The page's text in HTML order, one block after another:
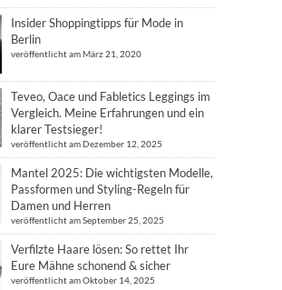
Insider Shoppingtipps für Mode in
Berlin
veröffentlicht am März 21, 2020
Teveo, Oace und Fabletics Leggings im
Vergleich. Meine Erfahrungen und ein
klarer Testsieger!
veröffentlicht am Dezember 12, 2025
Mantel 2025: Die wichtigsten Modelle,
Passformen und Styling-Regeln für
Damen und Herren
veröffentlicht am September 25, 2025
Verfilzte Haare lösen: So rettet Ihr
Eure Mähne schonend & sicher
veröffentlicht am Oktober 14, 2025